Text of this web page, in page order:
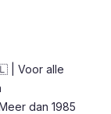
| Voor alle
dan 1985